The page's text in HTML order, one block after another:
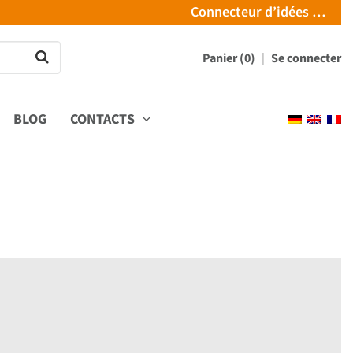
Connecteur d’idées …
Panier (0) Se connecter
BLOG CONTACTS